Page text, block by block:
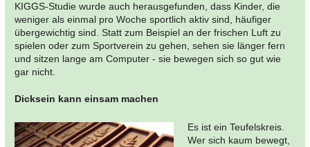
KIGGS-Studie wurde auch herausgefunden, dass Kinder, die
weniger als einmal pro Woche sportlich aktiv sind, häufiger
übergewichtig sind. Statt zum Beispiel an der frischen Luft zu
spielen oder zum Sportverein zu gehen, sehen sie länger fern
und sitzen lange am Computer - sie bewegen sich so gut wie
gar nicht.
Dicksein kann einsam machen
Es ist ein Teufelskreis.
Wer sich kaum bewegt,